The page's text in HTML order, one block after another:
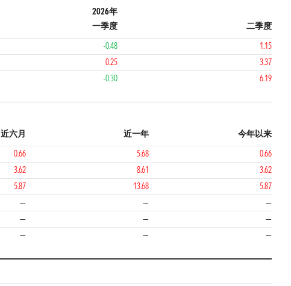
2026年
一季度
二季度
-0.48
1.15
0.25
3.37
-0.30 6.19
近六月 近一年
今年以来
0.66 5.68
0.66
3.62 8.61
3.62
5.87 13.68
5.87
— —
—
— —
—
— — —